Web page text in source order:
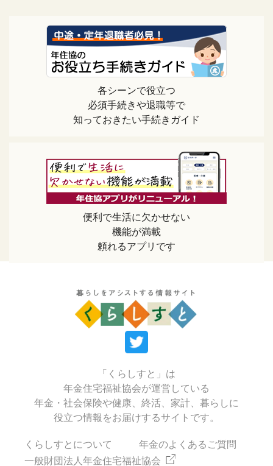
各シーンで役立つ
必須手続きや退職等で
知っておきたい手続きガイド
便利で生活に欠かせない
機能が満載
頼れるアプリです
「くらしすと」は
年金住宅福祉協会が運営している
年金・社会保険や健康、終活、家計、暮らしに
役立つ情報をお届けするサイトです。
くらしすとについて
年金のよくあるご質問
一般財団法人年金住宅福祉協会